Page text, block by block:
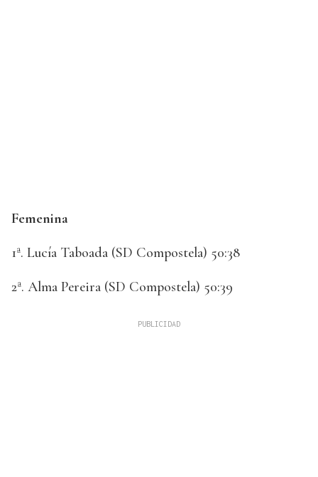
Femenina
1ª. Lucía Taboada (SD Compostela) 50:38
2ª. Alma Pereira (SD Compostela) 50:39